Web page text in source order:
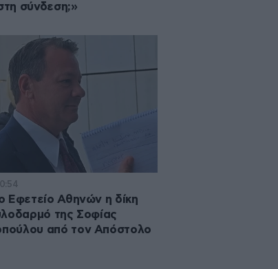
σύνδεση;»
Εφετείο Αθηνών η δίκη
της Σοφίας
από τον Απόστολο